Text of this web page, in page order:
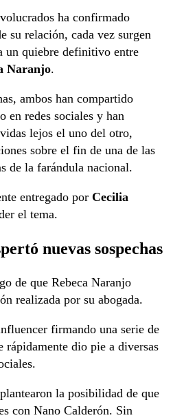
ha confirmado
su relación, cada vez surgen
un quiebre definitivo entre
Naranjo.
ambos han compartido
en redes sociales y han
lejos el uno del otro,
sobre el fin de una de las
de la farándula nacional.
entregado por Cecilia
el tema.
nuevas sospechas
de que Rebeca Naranjo
realizada por su abogada.
firmando una serie de
rápidamente dio pie a diversas
la posibilidad de que
con Nano Calderón. Sin